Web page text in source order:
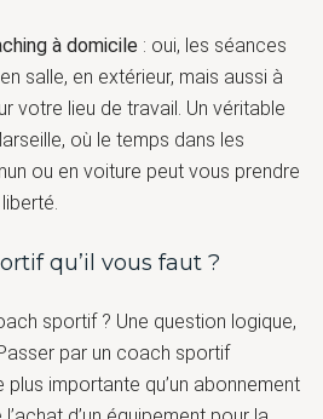
à domicile : oui, les séances
salle, en extérieur, mais aussi à
votre lieu de travail. Un véritable
où le temps dans les
ou en voiture peut vous prendre
qu’il vous faut ?
sportif ? Une question logique,
par un coach sportif
importante qu’un abonnement